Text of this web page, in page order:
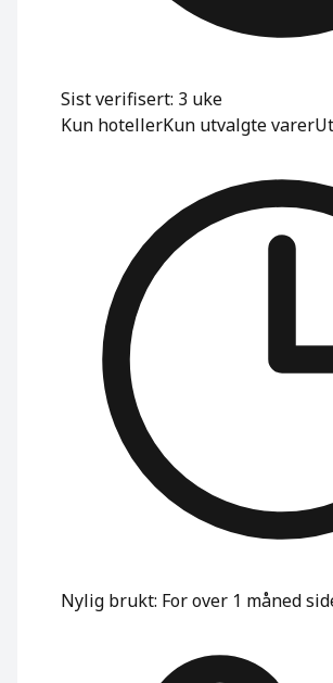
Sist verifisert: 3 uke
Kun hotellerKun utvalgte varer
Nylig brukt: For over 1 måned